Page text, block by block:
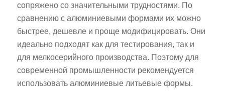
сопряжено со значительными трудностями. По
сравнению с алюминиевыми формами их можно
быстрее, дешевле и проще модифицировать. Они
идеально подходят как для тестирования, так и
для мелкосерийного производства. Поэтому для
современной промышленности рекомендуется
использовать алюминиевые литьевые формы.